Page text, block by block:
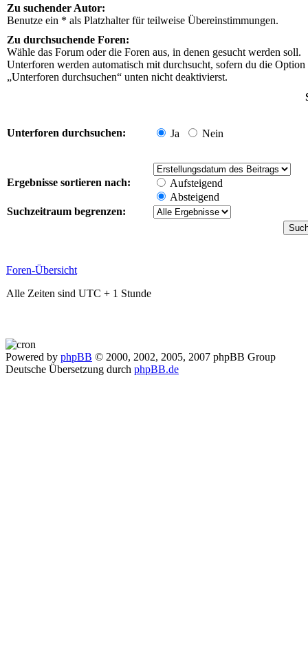
Zu suchender Autor:
Benutze ein * als Platzhalter für teilweise Übereinstimmungen.
Zu durchsuchende Foren:
Wähle das Forum oder die Foren aus, in denen gesucht werden soll.
Unterforen werden automatisch mit durchsucht, sofern du die Option
„Unterforen durchsuchen“ unten nicht deaktivierst.
Unterforen durchsuchen: Ja Nein
Ergebnisse sortieren nach:
Aufsteigend
Absteigend
Suchzeitraum begrenzen:
Foren-Übersicht
Alle Zeiten sind UTC + 1 Stunde
Powered by phpBB © 2000, 2002, 2005, 2007 phpBB Group
Deutsche Übersetzung durch phpBB.de